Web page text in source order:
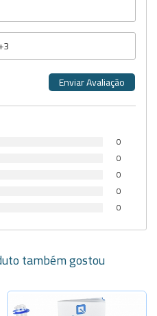
0
0
0
0
0
também gostou